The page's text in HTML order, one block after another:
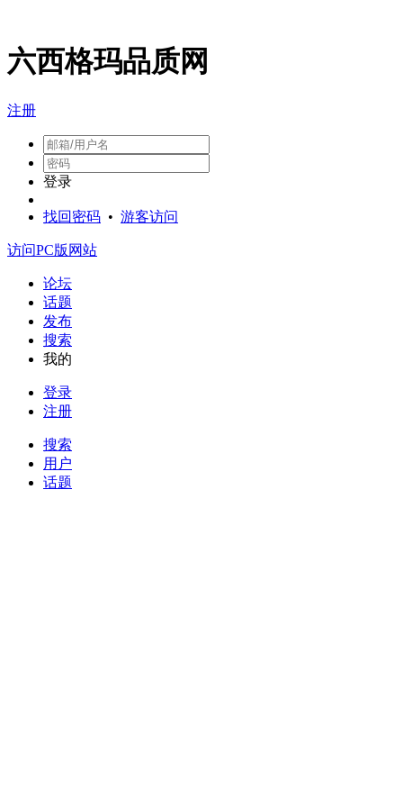
六西格玛品质网
注册
登录
找回密码 • 游客访问
访问PC版网站
论坛
话题
发布
搜索
我的
登录
注册
搜索
用户
话题